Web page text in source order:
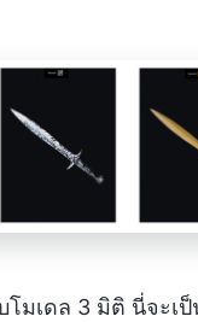
มเดล 3 มิติ นี่จะเ